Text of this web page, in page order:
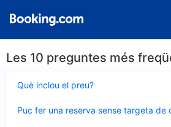
Les 10 preguntes més
Què inclou el preu?
tancat
Puc fer una reserva sense targeta de
tancat